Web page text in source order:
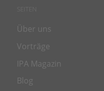
SEITEN
Über uns
Vorträge
IPA Magazin
Blog